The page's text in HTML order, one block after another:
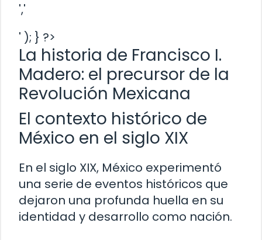
','
' ); } ?>
La historia de Francisco I.
Madero: el precursor de la
Revolución Mexicana
El contexto histórico de
México en el siglo XIX
En el siglo XIX, México experimentó
una serie de eventos históricos que
dejaron una profunda huella en su
identidad y desarrollo como nación.